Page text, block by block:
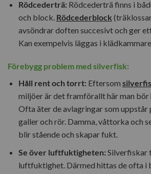
Rödcederträ: Rödcederträ finns i
och block. Rödcederblock
avsöndrar doften succesivt och ger
Kan exempelvis läggas i klädkammare.
Förebygg problem med silverfisk:
Håll rent och torrt: Eftersom
miljöer är det framförallt här man
Ofta äter de avlagringar som uppstår
galler och rör. Damma, våttorka och
blir stående och skapar fukt.
Se över luftfuktigheten: Silverfiskar
luftfuktighet. Därmed hittas de ofta i